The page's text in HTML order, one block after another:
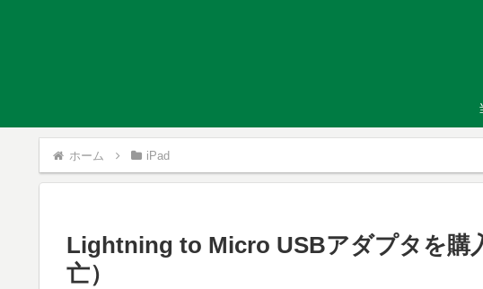
ホーム iPad
Lightning to Micro USBアダプタを購
亡）